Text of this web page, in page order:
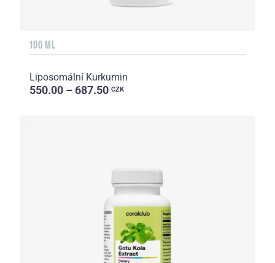
100 ML
Liposomální Kurkumin
550.00 – 687.50 CZK